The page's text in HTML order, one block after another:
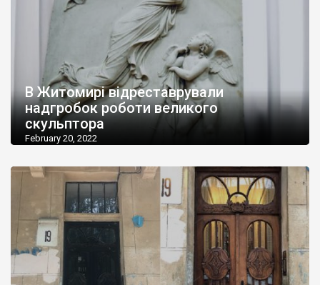
В Житомирі відреставрували
надгробок роботи великого
скульптора
February 20, 2022